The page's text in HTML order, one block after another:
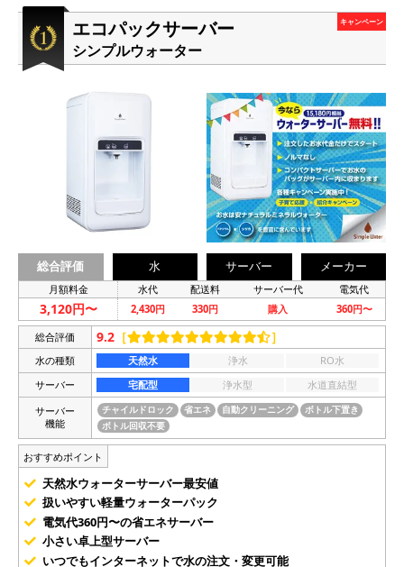
エコパックサーバー
シンプルウォーター
キャンペーン
総合評価 水 サーバー メーカー
月額料金 水代 配送料 サーバー代 電気代
3,120円〜 2,430円 330円 購入 360円〜
総合評価 9.2 ［ ］
水の種類 天然水 浄水
RO水
サーバー
宅配型 浄水型
水道直結型
サーバー
機能
チャイルドロック 省エネ 自動クリーニング
ボトル下置き
ボトル回収不要
おすすめポイント
天然水ウォーターサーバー最安値
扱いやすい軽量ウォーターパック
電気代360円〜の省エネサーバー
小さい卓上型サーバー
いつでもインターネットで水の注文・変更可能